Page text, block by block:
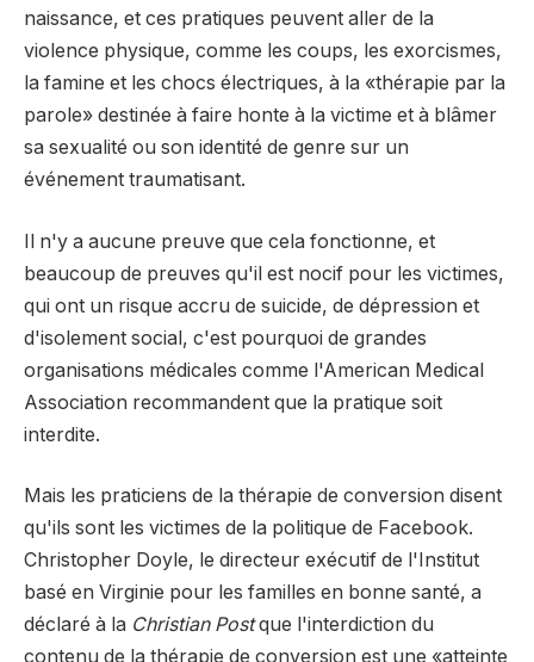
naissance, et ces pratiques peuvent aller de la
violence physique, comme les coups, les exorcismes,
la famine et les chocs électriques, à la «thérapie par la
parole» destinée à faire honte à la victime et à blâmer
sa sexualité ou son identité de genre sur un
événement traumatisant.
Il n'y a aucune preuve que cela fonctionne, et
beaucoup de preuves qu'il est nocif pour les victimes,
qui ont un risque accru de suicide, de dépression et
d'isolement social, c'est pourquoi de grandes
organisations médicales comme l'American Medical
Association recommandent que la pratique soit
interdite.
Mais les praticiens de la thérapie de conversion disent
qu'ils sont les victimes de la politique de Facebook.
Christopher Doyle, le directeur exécutif de l'Institut
basé en Virginie pour les familles en bonne santé, a
déclaré à la Christian Postque l'interdiction du
contenu de la thérapie de conversion est une «atteinte